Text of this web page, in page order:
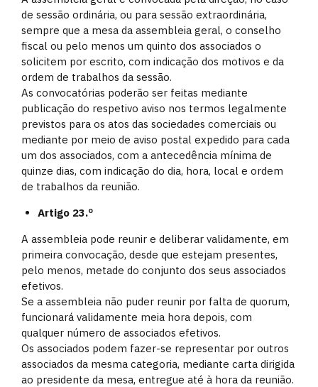
de sessão ordinária, ou para sessão extraordinária,
sempre que a mesa da assembleia geral, o conselho
fiscal ou pelo menos um quinto dos associados o
solicitem por escrito, com indicação dos motivos e da
ordem de trabalhos da sessão.
As convocatórias poderão ser feitas mediante
publicação do respetivo aviso nos termos legalmente
previstos para os atos das sociedades comerciais ou
mediante por meio de aviso postal expedido para cada
um dos associados, com a antecedência mínima de
quinze dias, com indicação do dia, hora, local e ordem
de trabalhos da reunião.
Artigo 23.º
A assembleia pode reunir e deliberar validamente, em
primeira convocação, desde que estejam presentes,
pelo menos, metade do conjunto dos seus associados
efetivos.
Se a assembleia não puder reunir por falta de quorum,
funcionará validamente meia hora depois, com
qualquer número de associados efetivos.
Os associados podem fazer-se representar por outros
associados da mesma categoria, mediante carta dirigida
ao presidente da mesa, entregue até à hora da reunião.